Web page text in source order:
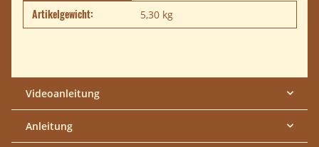
Produkteigenschaft
Wert
Artikelgewicht: 5,30 kg
Videoanleitung
Anleitung